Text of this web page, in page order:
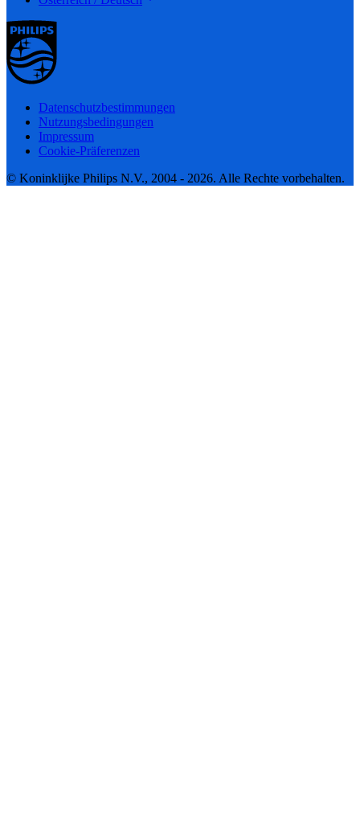
Datenschutzbestimmungen
Nutzungsbedingungen
Impressum
Cookie-Präferenzen
© Koninklijke Philips N.V., 2004 - 2026. Alle Rechte vorbehalten.